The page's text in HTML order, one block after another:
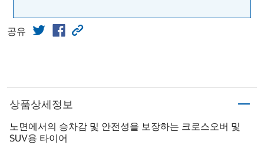
공유
상품상세정보
노면에서의 승차감 및 안전성을 보장하는 크로스오버 및
SUV용 타이어